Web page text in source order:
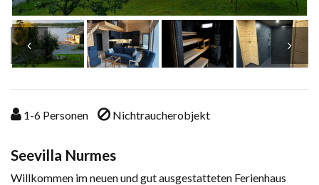
1-6 Personen Nichtraucherobjekt
Seevilla Nurmes
Willkommen im neuen und gut ausgestatteten Ferienhaus